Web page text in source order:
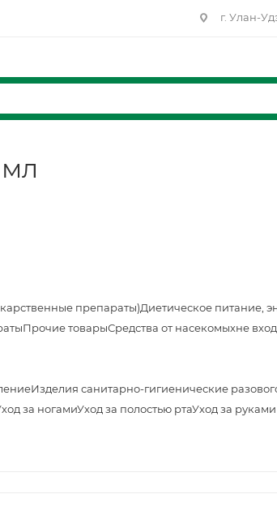
г. Улан-
препараты)Диетическое питание,
Прочие товарыСредства от насекомыхне
Изделия санитарно-гигиенические
за ногамиУход за полостью ртаУход за